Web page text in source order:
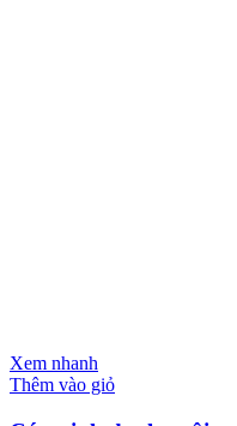
Xem nhanh
Thêm vào giỏ